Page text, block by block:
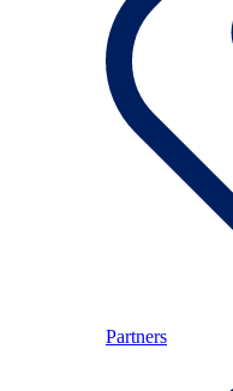
Partners